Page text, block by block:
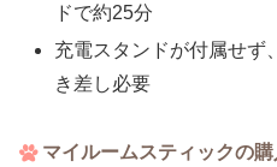
ドで約25分
充電スタンドが付属せず
き差し必要
マイルームスティックの